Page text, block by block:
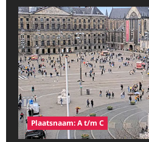
Plaatsnaam: A t/m C